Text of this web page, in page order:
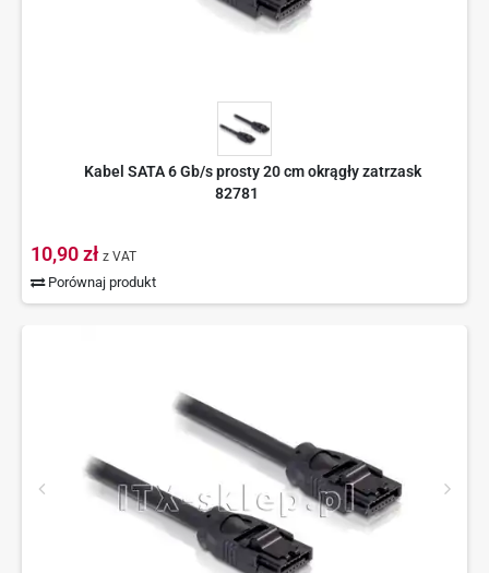
Kabel SATA 6 Gb/s prosty 20 cm okrągły zatrzask
82781
10,90 zł z VAT
Porównaj produkt